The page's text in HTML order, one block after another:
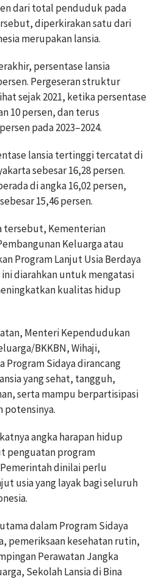
dari total penduduk pada
diperkirakan satu dari
merupakan lansia.
persentase lansia
Pergeseran struktur
sejak 2021, ketika persentase
10 persen, dan terus
pada 2023–2024.
lansia tertinggi tercatat di
sebesar 16,28 persen.
di angka 16,02 persen,
15,46 persen.
tersebut, Kementerian
Keluarga atau
Program Lanjut Usia Berdaya
diarahkan untuk mengatasi
kualitas hidup
Menteri Kependudukan
BKKBN, Wihaji,
Program Sidaya dirancang
yang sehat, tangguh,
serta mampu berpartisipasi
potensinya.
angka harapan hidup
penguatan program
dinilai perlu
usia yang layak bagi seluruh
dalam Program Sidaya
pemeriksaan kesehatan rutin,
Perawatan Jangka
Sekolah Lansia di Bina